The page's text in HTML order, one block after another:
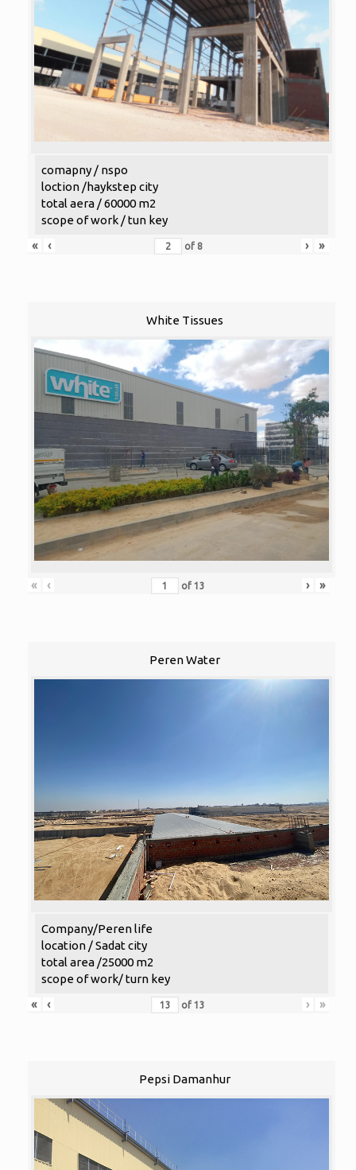
comapny / nspo
loction /haykstep city
total aera / 60000 m2
scope of work / tun key
«
‹ of 8 › »
White Tissues
« ‹ of 13 › »
Peren Water
Company/Peren life
location / Sadat city
total area /25000 m2
scope of work/ turn key
«
‹ of 13 › »
Pepsi Damanhur